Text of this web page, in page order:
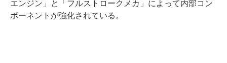
エンジン」と「フルストロークメカ」によって内部コン
ポーネントが強化されている。